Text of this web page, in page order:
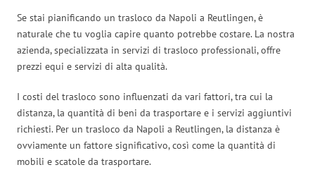
Se stai pianificando un trasloco da Napoli a Reutlingen, è
naturale che tu voglia capire quanto potrebbe costare. La nostra
azienda, specializzata in servizi di trasloco professionali, offre
prezzi equi e servizi di alta qualità.
I costi del trasloco sono influenzati da vari fattori, tra cui la
distanza, la quantità di beni da trasportare e i servizi aggiuntivi
richiesti. Per un trasloco da Napoli a Reutlingen, la distanza è
ovviamente un fattore significativo, così come la quantità di
mobili e scatole da trasportare.